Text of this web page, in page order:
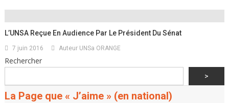
L’UNSA Reçue En Audience Par Le Président Du Sénat
7 juin 2016 Auteur UNSa ORANGE
Rechercher
>
La Page que « J’aime » (en national)